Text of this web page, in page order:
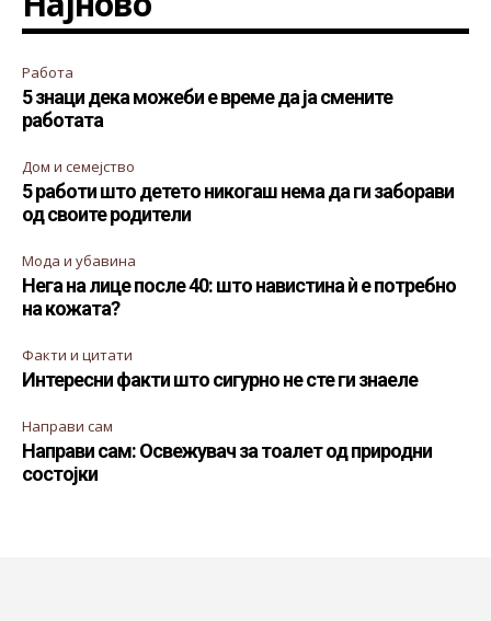
Работа
5 знаци дека можеби е време да ја смените
работата
Дом и семејство
5 работи што детето никогаш нема да ги заборави
од своите родители
Мода и убавина
Нега на лице после 40: што навистина ѝ е потребно
на кожата?
Факти и цитати
Интересни факти што сигурно не сте ги знаеле
Направи сам
Направи сам: Освежувач за тоалет од природни
состојки